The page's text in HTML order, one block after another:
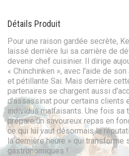
Détails Produit
Pour une raison gardée secrète,
laissé derrière lui sa carrière de
devenir chef cuisinier. Il dirige
« Chinchinken », avec l'aide de
et pétillante Sai. Mais derrière
partenaires se chargent aussi
d'assassinat pour certains clients
individus malfaisants. Une fois sa
prépare un savoureux repas en
ce qui lui vaut désormais la
la dernière heure » qui
gastronomiques !